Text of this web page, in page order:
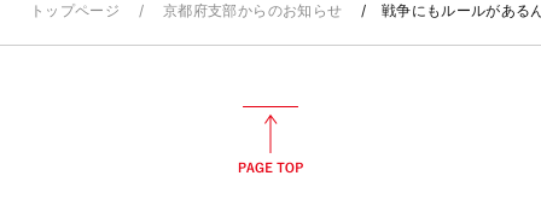
トップページ 京都府支部からのお知らせ 戦争にもルールがある